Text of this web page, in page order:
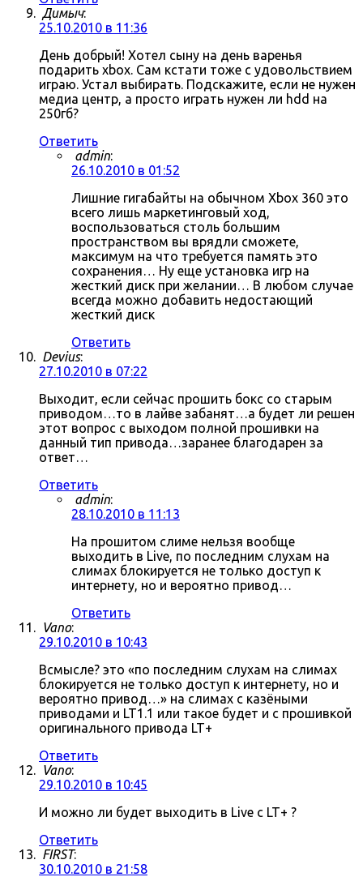
Димыч:
25.10.2010 в 11:36
День добрый! Хотел сыну на день варенья
подарить xbox. Сам кстати тоже с удовольствием
играю. Устал выбирать. Подскажите, если не нужен
медиа центр, а просто играть нужен ли hdd на
250гб?
Ответить
admin:
26.10.2010 в 01:52
Лишние гигабайты на обычном Xbox 360 это
всего лишь маркетинговый ход,
воспользоваться столь большим
пространством вы врядли сможете,
максимум на что требуется память это
сохранения… Ну еще установка игр на
жесткий диск при желании… В любом случае
всегда можно добавить недостающий
жесткий диск
Ответить
Devius:
27.10.2010 в 07:22
Выходит, если сейчас прошить бокс со старым
приводом…то в лайве забанят…а будет ли решен
этот вопрос с выходом полной прошивки на
данный тип привода…заранее благодарен за
ответ…
Ответить
admin:
28.10.2010 в 11:13
На прошитом слиме нельзя вообще
выходить в Live, по последним слухам на
слимах блокируется не только доступ к
интернету, но и вероятно привод…
Ответить
Vano:
29.10.2010 в 10:43
Всмысле? это «по последним слухам на слимах
блокируется не только доступ к интернету, но и
вероятно привод…» на слимах с казёными
приводами и LT1.1 или такое будет и с прошивкой
оригинального привода LT+
Ответить
Vano:
29.10.2010 в 10:45
И можно ли будет выходить в Live c LT+ ?
Ответить
FIRST:
30.10.2010 в 21:58